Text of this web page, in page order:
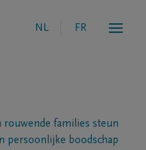
NL FR
rouwende families steun
persoonlijke boodschap